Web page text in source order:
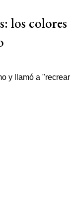
los colores